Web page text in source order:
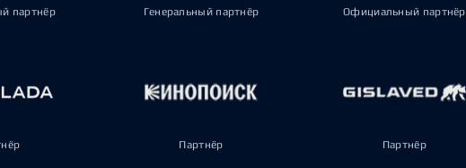
партнёр Генеральный партнёр Официальный партнёр
Партнёр Партнёр